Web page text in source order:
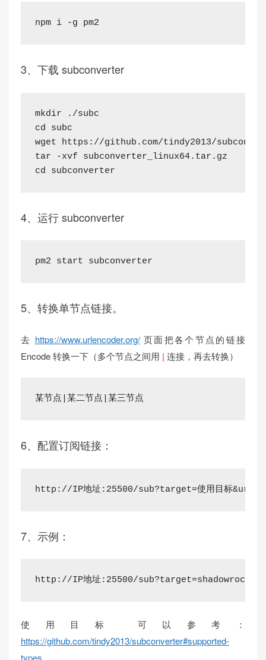
npm i -g pm2
3、下载 subconverter
mkdir ./subc
cd subc
wget https://github.com/tindy2013/
tar -xvf subconverter_linux64.tar.gz
cd subconverter
4、运行 subconverter
pm2 start subconverter
5、转换单节点链接。
去 https://www.urlencoder.org/页面把各个节点的链接
Encode 转换一下（多个节点之间用 | 连接，再去转换）
某节点|某二节点|某三节点
6、配置订阅链接：
http://IP地址:25500/sub?target=使用目标&url=已
7、示例：
http://IP地址:25500/
使用目标 可以参考：
https://github.com/tindy2013/subconverter#supported-
types